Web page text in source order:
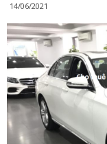
14/06/2021